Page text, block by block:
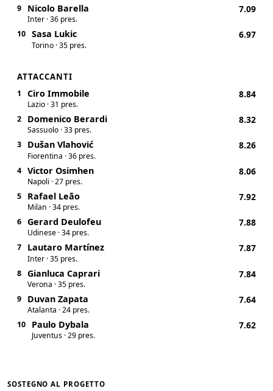
9 Nicolo Barella
Inter · 36 pres.
7.09
10 Sasa Lukic
Torino · 35 pres.
6.97
ATTACCANTI
1 Ciro Immobile
Lazio · 31 pres.
8.84
2 Domenico Berardi
Sassuolo · 33 pres.
8.32
3 Dušan Vlahović
Fiorentina · 36 pres.
8.26
4 Victor Osimhen
Napoli · 27 pres.
8.06
5 Rafael Leão
Milan · 34 pres.
7.92
6 Gerard Deulofeu
Udinese · 34 pres.
7.88
7 Lautaro Martínez
Inter · 35 pres.
7.87
8 Gianluca Caprari
Verona · 35 pres.
7.84
9 Duvan Zapata
Atalanta · 24 pres.
7.64
10 Paulo Dybala
Juventus · 29 pres.
7.62
SOSTEGNO AL PROGETTO